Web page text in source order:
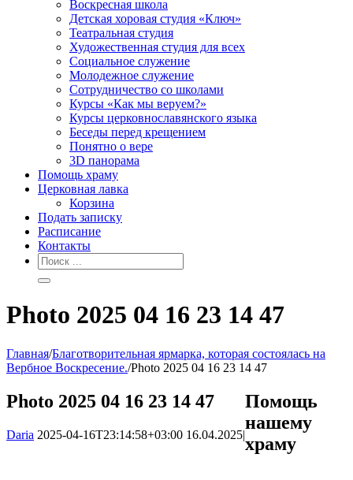
Воскресная школа
Детская хоровая студия «Ключ»
Театральная студия
Х​удожественная студия для всех
Социальное служение
Молодежное служение
Сотрудничество со школами
Курсы «Как мы веруем?»
Курсы церковнославянского языка
Беседы перед крещением
Понятно о вере
3D панорама
Помощь храму
Церковная лавка
Корзина
Подать записку
Расписание
Контакты
Photo 2025 04 16 23 14 47
Главная/Благотворительная ярмарка, которая состоялась на
Вербное Воскресение./Photo 2025 04 16 23 14 47
Photo 2025 04 16 23 14 47
Daria 2025-04-16T23:14:58+03:00 16.04.2025|
Помощь
нашему
храму